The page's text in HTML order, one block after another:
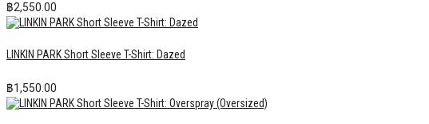
฿2,550.00
LINKIN PARK Short Sleeve T-Shirt: Dazed
฿1,550.00